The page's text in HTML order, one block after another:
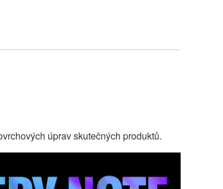
úprav skutečných produktů.